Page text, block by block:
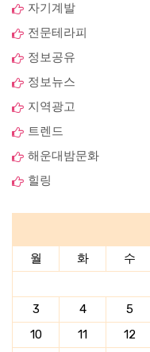
자기계발
전문테라피
정보공유
정보뉴스
지역광고
트렌드
해운대밤문화
힐링
월 화 수
3
4 5
10
11 12